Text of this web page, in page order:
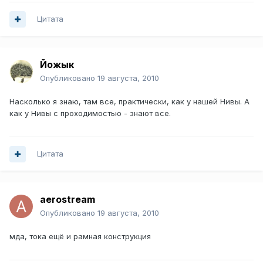
Цитата
Йожык
Опубликовано 19 августа, 2010
Насколько я знаю, там все, практически, как у нашей Нивы. А
как у Нивы с проходимостью - знают все.
Цитата
aerostream
Опубликовано 19 августа, 2010
мда, тока ещё и рамная конструкция